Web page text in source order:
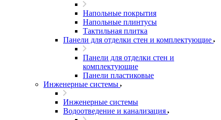
Напольные покрытия
Напольные плинтусы
Тактильная плитка
Панели для отделки стен и комплектующие
Панели для отделки стен и
комплектующие
Панели пластиковые
Инженерные системы
Инженерные системы
Водоотведение и канализация